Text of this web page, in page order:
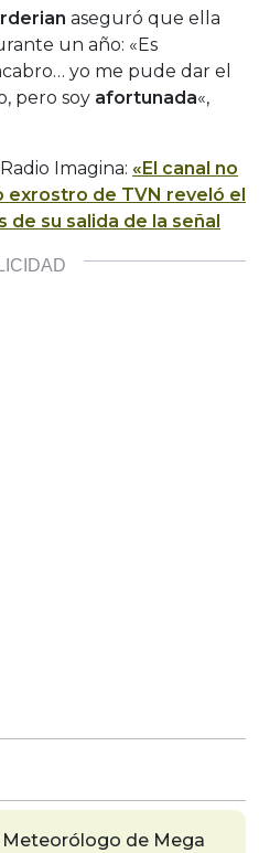
aseguró que ella
un año: «Es
yo me pude dar el
pero soy afortunada«,
Imagina: «El canal no
de TVN reveló el
su salida de la señal
Meteorólogo de Mega